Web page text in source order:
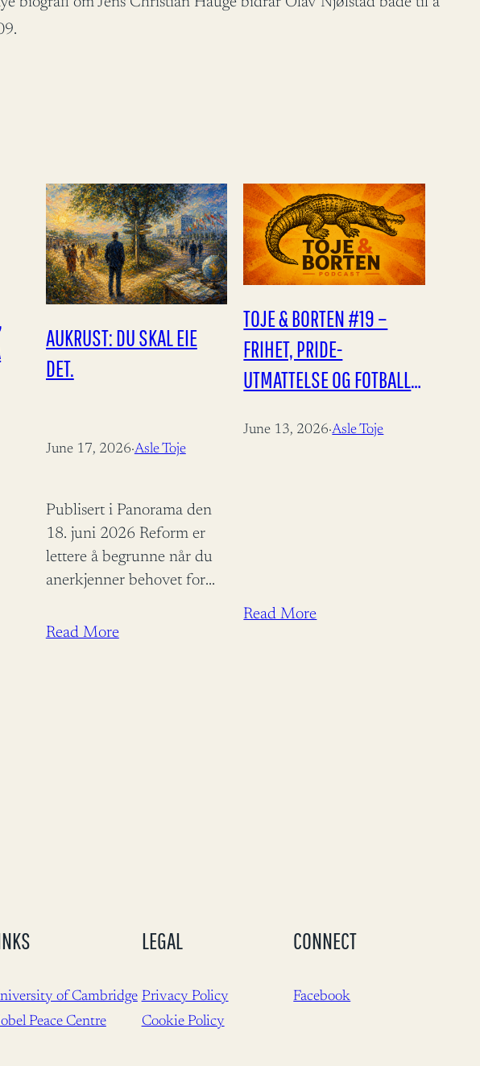
AUKRUST: DU SKAL EIE
DET.
June 17, 2026·Asle Toje
Publisert i Panorama den
18. juni 2026 Reform er
lettere å begrunne når du
anerkjenner behovet for
Utviklingsminister
Read More
TOJE & BORTEN #19 –
FRIHET, PRIDE-
UTMATTELSE OG FOTBALL-
June 13, 2026·Asle Toje
Read More
of Cambridge
Peace Centre
LEGAL
Privacy Policy
Cookie Policy
CONNECT
Facebook